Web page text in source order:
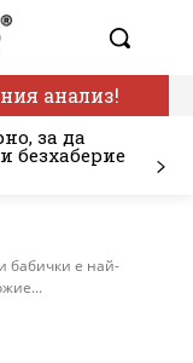
анализ!
за да
безхаберие
бабички е най-